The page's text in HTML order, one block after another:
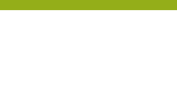
r